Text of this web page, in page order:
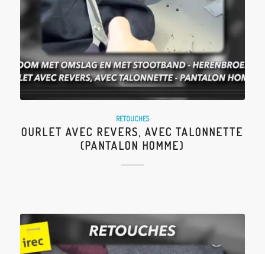
RETOUCHES
OURLET AVEC REVERS, AVEC TALONNETTE
(PANTALON HOMME)